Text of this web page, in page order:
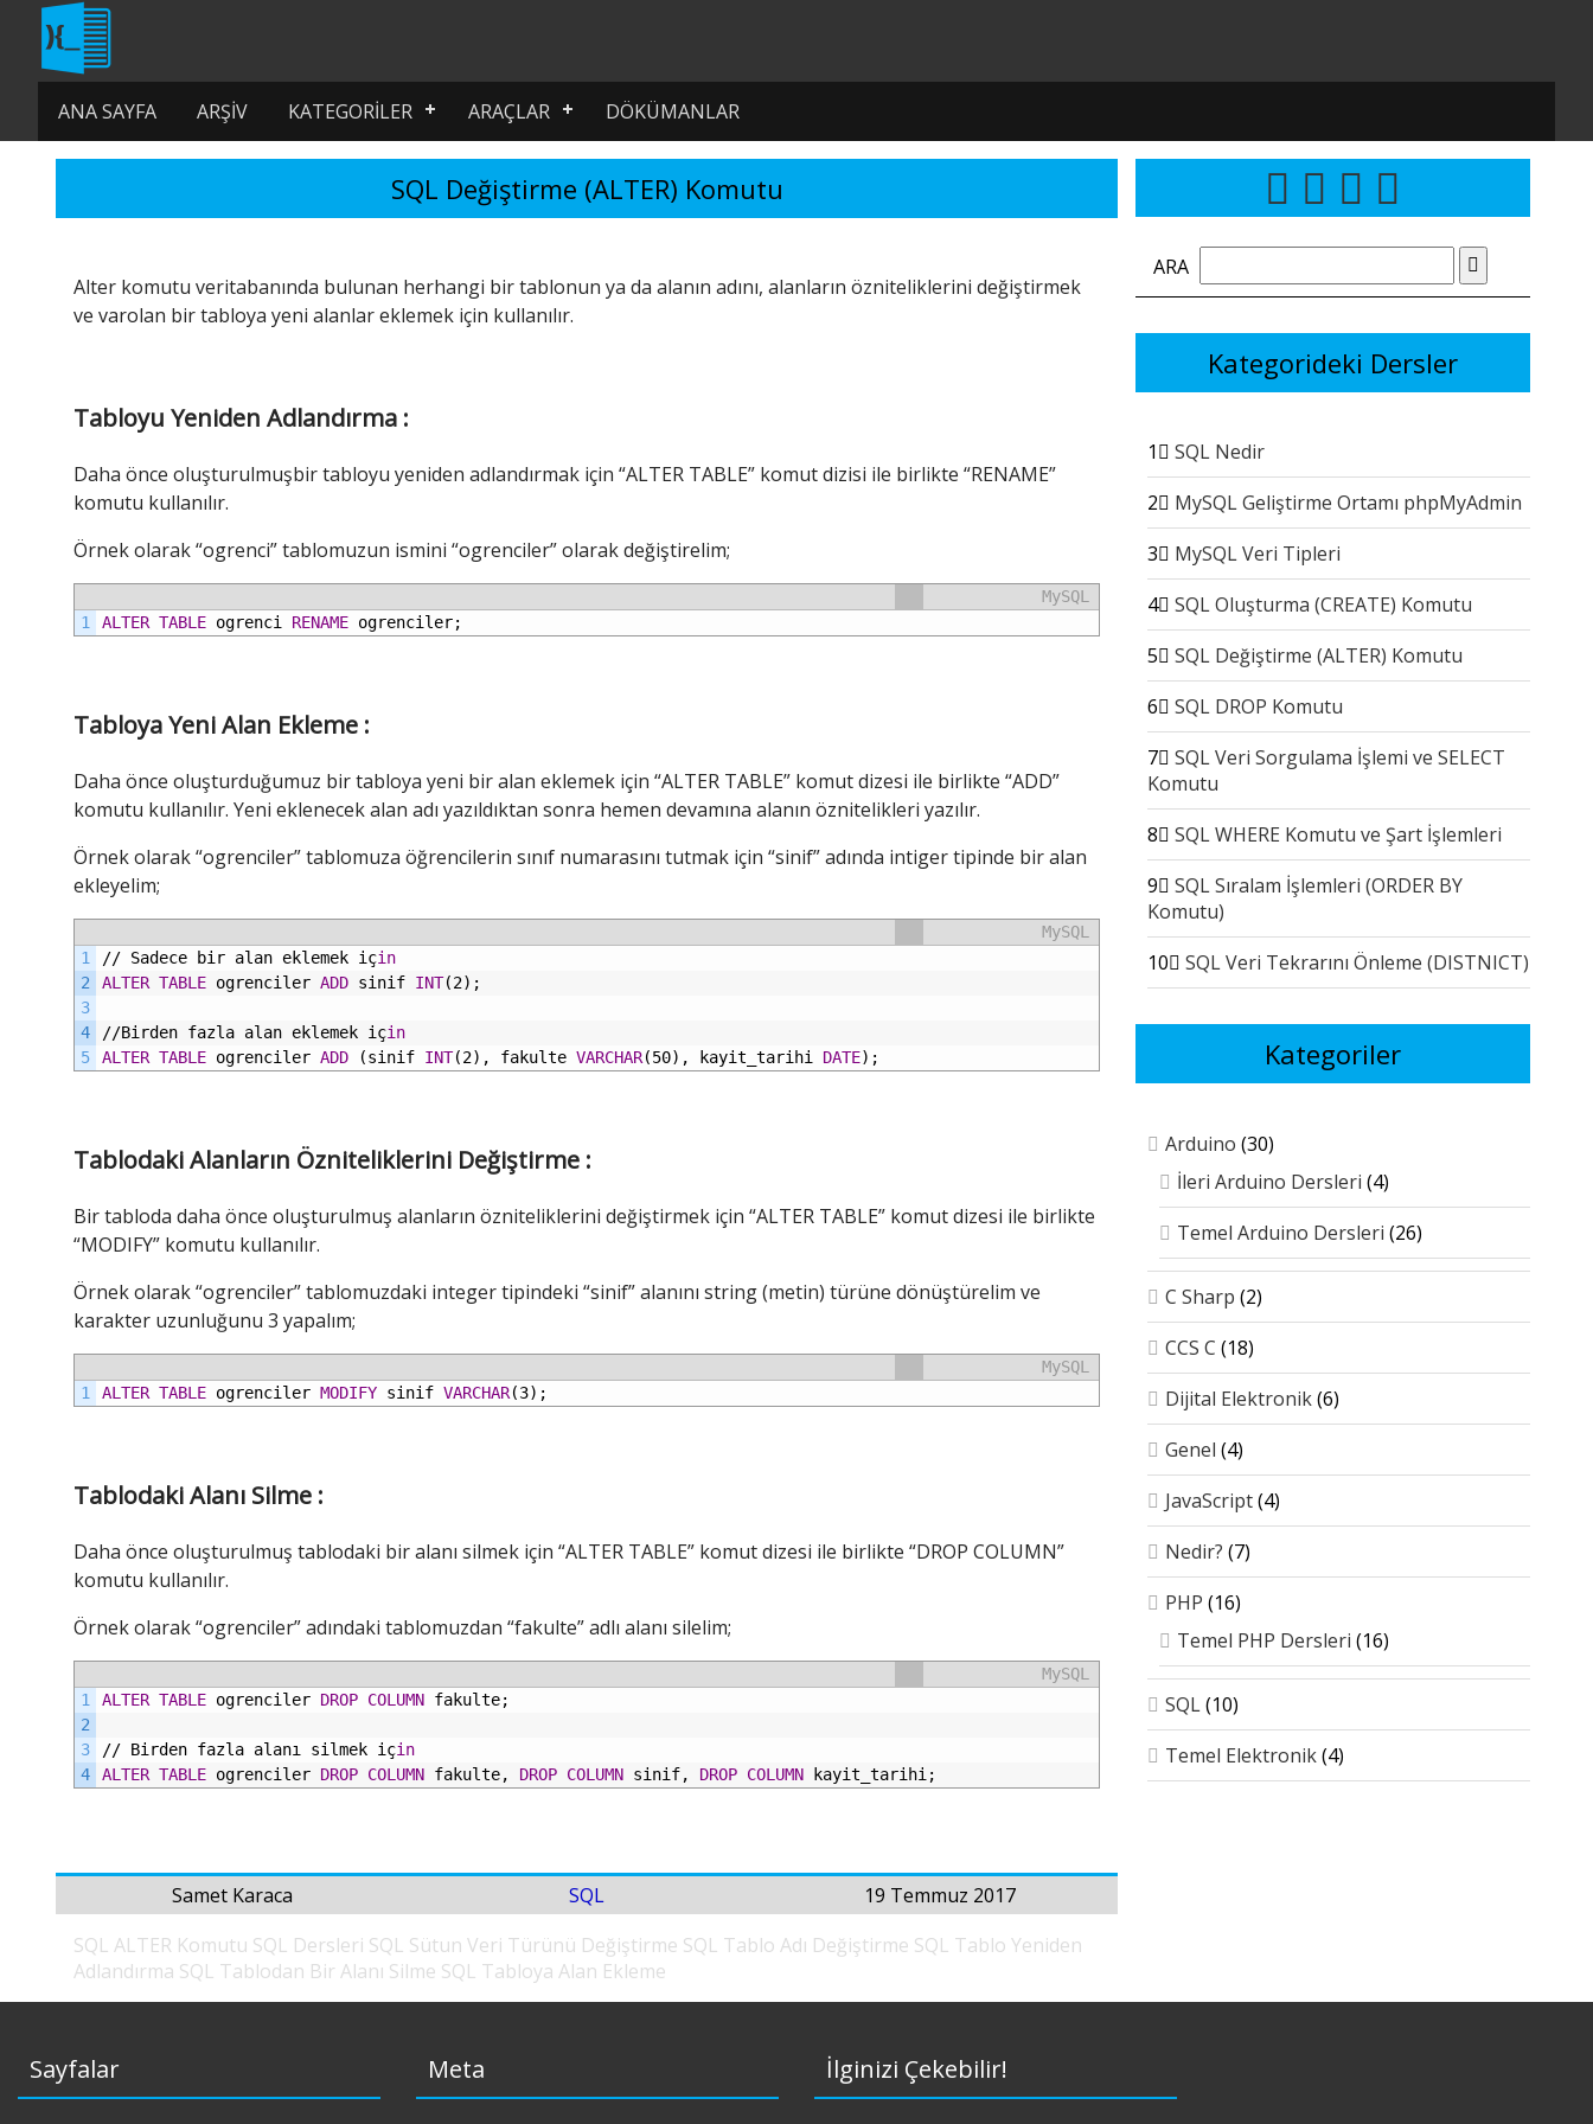
ANA SAYFA ARŞIV KATEGORILER ARAÇLAR DÖKÜMANLAR
SQL Değiştirme (ALTER) Komutu
Alter komutu veritabanında bulunan herhangi bir tablonun ya da alanın adını, alanların özniteliklerini değiştirmek
ve varolan bir tabloya yeni alanlar eklemek için kullanılır.
Tabloyu Yeniden Adlandırma :
Daha önce oluşturulmuşbir tabloyu yeniden adlandırmak için “ALTER TABLE” komut dizisi ile birlikte “RENAME”
komutu kullanılır.
Örnek olarak “ogrenci” tablomuzun ismini “ogrenciler” olarak değiştirelim;
MySQL
1
ALTER TABLE ogrenci RENAME ogrenciler;
Tabloya Yeni Alan Ekleme :
Daha önce oluşturduğumuz bir tabloya yeni bir alan eklemek için “ALTER TABLE” komut dizesi ile birlikte “ADD”
komutu kullanılır. Yeni eklenecek alan adı yazıldıktan sonra hemen devamına alanın öznitelikleri yazılır.
Örnek olarak “ogrenciler” tablomuza öğrencilerin sınıf numarasını tutmak için “sinif” adında intiger tipinde bir alan
ekleyelim;
MySQL
1
2
3
4
5
// Sadece bir alan eklemek için
ALTER TABLE ogrenciler ADD sinif INT(2);
//Birden fazla alan eklemek için
ALTER TABLE ogrenciler ADD (sinif INT(2), fakulte VARCHAR(50), kayit_tarihi DATE);
Tablodaki Alanların Özniteliklerini Değiştirme :
Bir tabloda daha önce oluşturulmuş alanların özniteliklerini değiştirmek için “ALTER TABLE” komut dizesi ile birlikte
“MODIFY” komutu kullanılır.
Örnek olarak “ogrenciler” tablomuzdaki integer tipindeki “sinif” alanını string (metin) türüne dönüştürelim ve
karakter uzunluğunu 3 yapalım;
MySQL
1
ALTER TABLE ogrenciler MODIFY sinif VARCHAR(3);
Tablodaki Alanı Silme :
Daha önce oluşturulmuş tablodaki bir alanı silmek için “ALTER TABLE” komut dizesi ile birlikte “DROP COLUMN”
komutu kullanılır.
Örnek olarak “ogrenciler” adındaki tablomuzdan “fakulte” adlı alanı silelim;
MySQL
1
2
3
4
ALTER TABLE ogrenciler DROP COLUMN fakulte;
// Birden fazla alanı silmek için
ALTER TABLE ogrenciler DROP COLUMN fakulte, DROP COLUMN sinif, DROP COLUMN kayit_tarihi;
Samet Karaca SQL
19 Temmuz 2017
SQL ALTER Komutu SQL Dersleri SQL Sütun Veri Türünü Değiştirme SQL Tablo Adı Değiştirme SQL Tablo Yeniden
Adlandırma SQL Tablodan Bir Alanı Silme SQL Tabloya Alan Ekleme
ARA
Kategorideki Dersler
1
SQL Nedir
2
MySQL Geliştirme Ortamı phpMyAdmin
3
MySQL Veri Tipleri
4
SQL Oluşturma (CREATE) Komutu
5
SQL Değiştirme (ALTER) Komutu
6
SQL DROP Komutu
7
SQL Veri Sorgulama İşlemi ve SELECT
Komutu
8
SQL WHERE Komutu ve Şart İşlemleri
9
SQL Sıralam İşlemleri (ORDER BY
Komutu)
10
SQL Veri Tekrarını Önleme (DISTNICT)
Kategoriler
Arduino (30)
İleri Arduino Dersleri (4)
Temel Arduino Dersleri (26)
C Sharp (2)
CCS C (18)
Dijital Elektronik(6)
Genel (4)
JavaScript(4)
Nedir? (7)
PHP (16)
Temel PHP Dersleri (16)
SQL(10)
Temel Elektronik(4)
Sayfalar Meta İlginizi Çekebilir!